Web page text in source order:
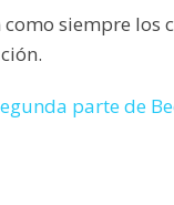
como siempre los
parte de